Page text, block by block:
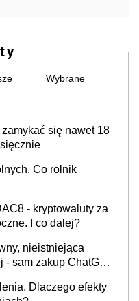
Wybrane
się nawet 18
Co rolnik
- kryptowaluty za
I co dalej?
nieistniejąca
sam zakup ChatGPT
Dlaczego efekty